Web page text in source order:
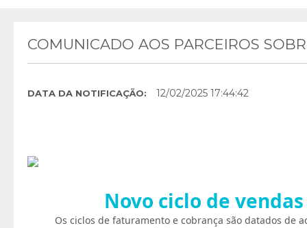
COMUNICADO AOS PARCEIROS
DATA DA NOTIFICAÇÃO: 12/02/2025 17:44:42
Novo ciclo de
Os ciclos de faturamento e cobrança são datados de